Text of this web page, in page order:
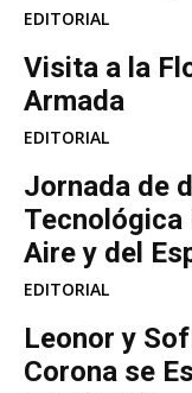
EDITORIAL
Visita a la
Armada
EDITORIAL
Jornada de
Tecnológica
Aire y del
EDITORIAL
Leonor y
Corona se